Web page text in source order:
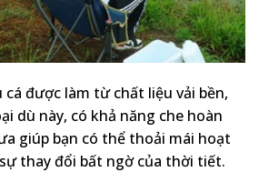
cá được làm từ chất liệu vải bền,
dù này, có khả năng che hoàn
giúp bạn có thể thoải mái hoạt
thay đổi bất ngờ của thời tiết.